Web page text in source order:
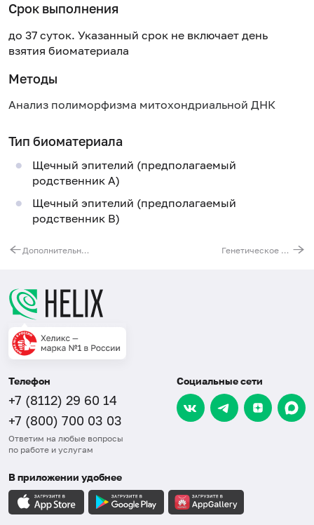
Срок выполнения
до 37 суток. Указанный срок не включает день
взятия биоматериала
Методы
Анализ полиморфизма митохондриальной ДНК
Тип биоматериала
Щечный эпителий (предполагаемый
родственник A)
Щечный эпителий (предполагаемый
родственник B)
Дополнительный участник к 17-001 или 17-003 (ребенок или предполагаемый родитель) Генетическое установление родства по мужской линии, тестирование Y-хромосомы (2 участника)
Телефон
+7 (8112) 29 60 14
+7 (800) 700 03 03
Ответим на любые вопросы
по работе и услугам
Социальные сети
В приложении удобнее